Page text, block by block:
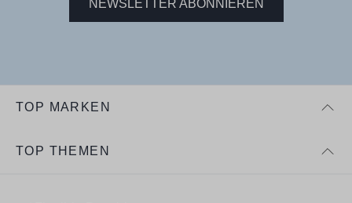
NEWSLETTER ABONNIEREN
TOP MARKEN
TOP THEMEN